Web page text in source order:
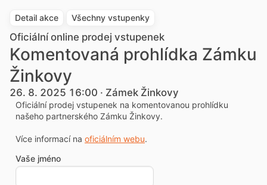
Detail akce Všechny vstupenky
Oficiální online prodej vstupenek
Komentovaná prohlídka Zámku
Žinkovy
26. 8. 2025 16:00 · Zámek Žinkovy
Oficiální prodej vstupenek na komentovanou prohlídku
našeho partnerského Zámku Žinkovy.
Více informací na oficiálním webu.
Vaše jméno